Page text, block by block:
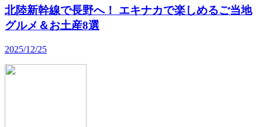
北陸新幹線で長野へ！ エキナカで楽しめるご当地
グルメ＆お土産8選
2025/12/25